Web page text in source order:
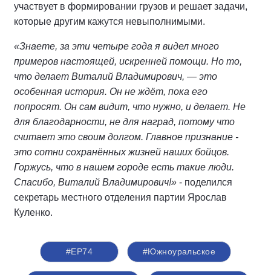
участвует в формировании грузов и решает задачи,
которые другим кажутся невыполнимыми.
«Знаете, за эти четыре года я видел много
примеров настоящей, искренней помощи. Но то,
что делает Виталий Владимирович, — это
особенная история. Он не ждёт, пока его
попросят. Он сам видит, что нужно, и делает. Не
для благодарности, не для наград, потому что
считает это своим долгом. Главное признание -
это сотни сохранённых жизней наших бойцов.
Горжусь, что в нашем городе есть такие люди.
Спасибо, Виталий Владимирович!» - поделился
секретарь местного отделения партии Ярослав
Куленко.
#ЕР74 #Южноуральское